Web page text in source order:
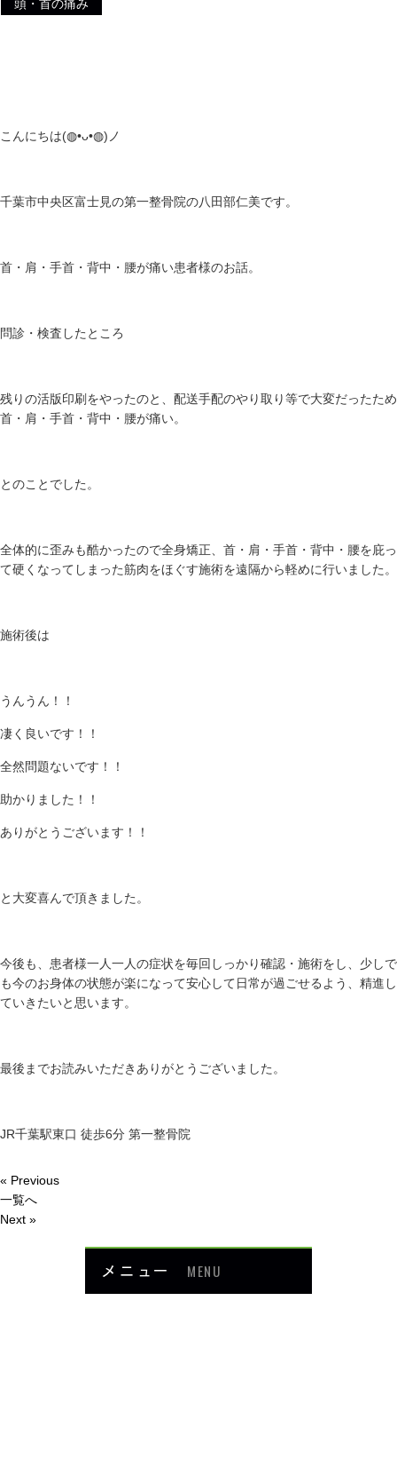
頭・首の痛み
こんにちは(⁠◍⁠•⁠ᴗ⁠•⁠◍⁠)ノ
千葉市中央区富士見の第一整骨院の八田部仁美です。
首・肩・手首・背中・腰が痛い患者様のお話。
問診・検査したところ
残りの活版印刷をやったのと、配送手配のやり取り等で大変だったため
首・肩・手首・背中・腰が痛い。
とのことでした。
全体的に歪みも酷かったので全身矯正、首・肩・手首・背中・腰を庇っ
て硬くなってしまった筋肉をほぐす施術を遠隔から軽めに行いました。
施術後は
うんうん！！
凄く良いです！！
全然問題ないです！！
助かりました！！
ありがとうございます！！
と大変喜んで頂きました。
今後も、患者様一人一人の症状を毎回しっかり確認・施術をし、少しで
も今のお身体の状態が楽になって安心して日常が過ごせるよう、精進し
ていきたいと思います。
最後までお読みいただきありがとうございました。
JR千葉駅東口 徒歩6分 第一整骨院
« Previous
一覧へ
Next »
メニュー MENU